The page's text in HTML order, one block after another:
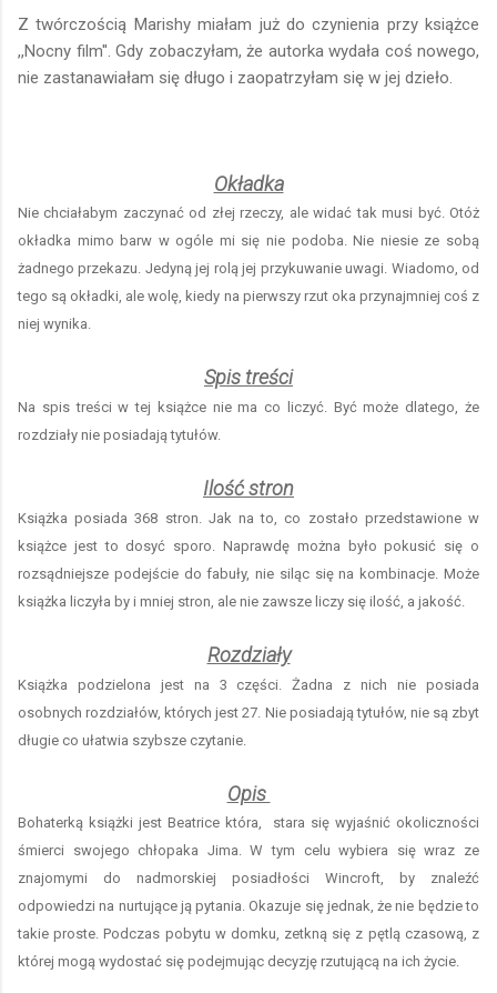
Z twórczością Marishy miałam już do czynienia przy książce
,,Nocny film''. Gdy zobaczyłam, że autorka wydała coś nowego,
nie zastanawiałam się długo i zaopatrzyłam się w jej dzieło.
Okładka
Nie chciałabym zaczynać od złej rzeczy, ale widać tak musi być. Otóż
okładka mimo barw w ogóle mi się nie podoba. Nie niesie ze sobą
żadnego przekazu. Jedyną jej rolą jej przykuwanie uwagi. Wiadomo, od
tego są okładki, ale wolę, kiedy na pierwszy rzut oka przynajmniej coś z
niej wynika.
Spis treści
Na spis treści w tej książce nie ma co liczyć. Być może dlatego, że
rozdziały nie posiadają tytułów.
Ilość stron
Książka posiada 368 stron. Jak na to, co zostało przedstawione w
książce jest to dosyć sporo. Naprawdę można było pokusić się o
rozsądniejsze podejście do fabuły, nie siląc się na kombinacje. Może
książka liczyła by i mniej stron, ale nie zawsze liczy się ilość, a jakość.
Rozdziały
Książka podzielona jest na 3 części. Żadna z nich nie posiada
osobnych rozdziałów, których jest 27. Nie posiadają tytułów, nie są zbyt
długie co ułatwia szybsze czytanie.
Opis
Bohaterką książki jest Beatrice która, stara się wyjaśnić okoliczności
śmierci swojego chłopaka Jima. W tym celu wybiera się wraz ze
znajomymi do nadmorskiej posiadłości Wincroft, by znaleźć
odpowiedzi na nurtujące ją pytania. Okazuje się jednak, że nie będzie to
takie proste. Podczas pobytu w domku, zetkną się z pętlą czasową, z
której mogą wydostać się podejmując decyzję rzutującą na ich życie.